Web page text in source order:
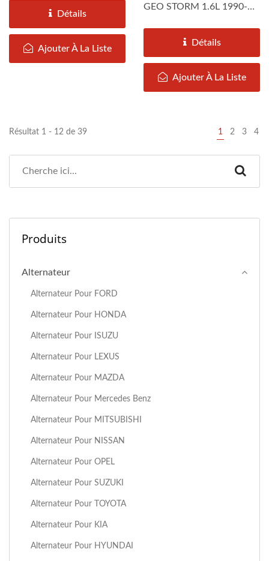
d'équipement...Détails
Ajouter À La Liste
GEO STORM 1.6L 1990-
Détails
Ajouter À La Liste
Résultat 1 - 12 de 39 1 2 3 4
Produits
Alternateur
Alternateur Pour FORD
Alternateur Pour HONDA
Alternateur Pour ISUZU
Alternateur Pour LEXUS
Alternateur Pour MAZDA
Alternateur Pour Mercedes Benz
Alternateur Pour MITSUBISHI
Alternateur Pour NISSAN
Alternateur Pour OPEL
Alternateur Pour SUZUKI
Alternateur Pour TOYOTA
Alternateur Pour KIA
Alternateur Pour HYUNDAI